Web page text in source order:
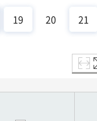
19 20 21